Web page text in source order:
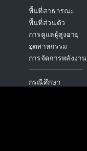
พื้นที่สาธารณะ
พื้นที่ส่วนตัว
การดูแลผู้สูงอายุ
อุตสาหกรรม
การจัดการพลังงาน
กรณีศึกษา